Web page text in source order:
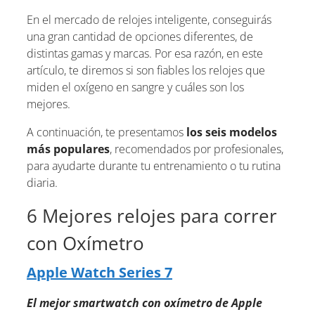
En el mercado de relojes inteligente, conseguirás
una gran cantidad de opciones diferentes, de
distintas gamas y marcas. Por esa razón, en este
artículo, te diremos si son fiables los relojes que
miden el oxígeno en sangre y cuáles son los
mejores.
A continuación, te presentamos los seis modelos
más populares, recomendados por profesionales,
para ayudarte durante tu entrenamiento o tu rutina
diaria.
6 Mejores relojes para correr
con Oxímetro
Apple Watch Series 7
El mejor smartwatch con oxímetro de Apple